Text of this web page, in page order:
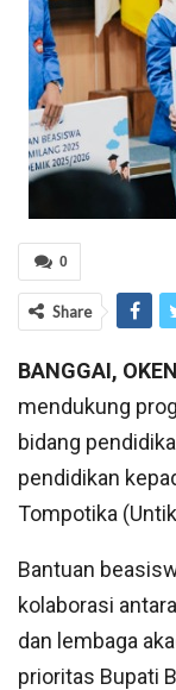
0
Share
BANGGAI,
mendukung
bidang
pendidikan
Tompotika
Bantuan
kolaborasi
dan lembaga
prioritas Bupati